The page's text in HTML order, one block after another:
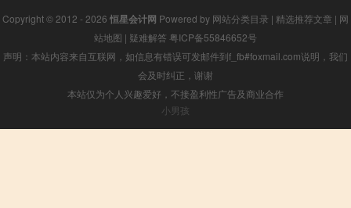
Copyright © 2012 - 2026 恒星会计网 Powered by 网站分类目录 | 精选推荐文章 | 网
站地图 | 疑难解答 粤ICP备55846652号
声明：本站内容来自互联网，如信息有错误可发邮件到f_fb#foxmail.com说明，我们
会及时纠正，谢谢
本站仅为个人兴趣爱好，不接盈利性广告及商业合作
小男孩